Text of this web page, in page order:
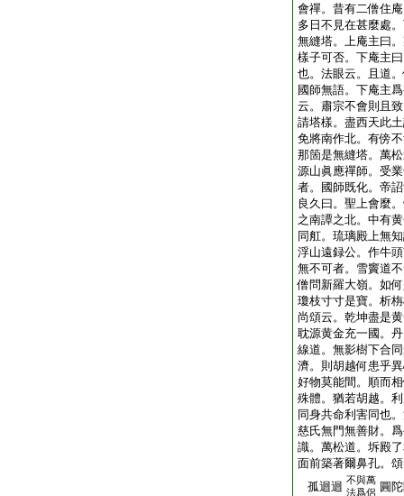
會禪。昔有二僧住
多日不見在甚麼處
無縫塔。上庵主曰
樣子可否。下庵主
也。法眼云。且道
國師無語。下庵主
云。肅宗不會則且
請塔樣。盡西天此
免將南作北。有傍
那箇是無縫塔。萬
源山眞應禪師。受
者。國師既化。帝
良久曰。聖上會麼
之南譚之北。中有
同舡。琉璃殿上無
浮山遠録公。作牛
無不可者。雪竇道
僧問新羅大嶺。如
瓊枝寸寸是寶。析
尚頌云。乾坤盡是
耽源黄金充一國。
線道。無影樹下合
濟。則胡越何患乎
好物莫能間。順而
殊體。猶若胡越。
同身共命利害同也
慈氏無門無善財。
識。萬松道。坼殿
面前築著爾鼻孔。
孤迴迴 不與萬
法爲侶 圓